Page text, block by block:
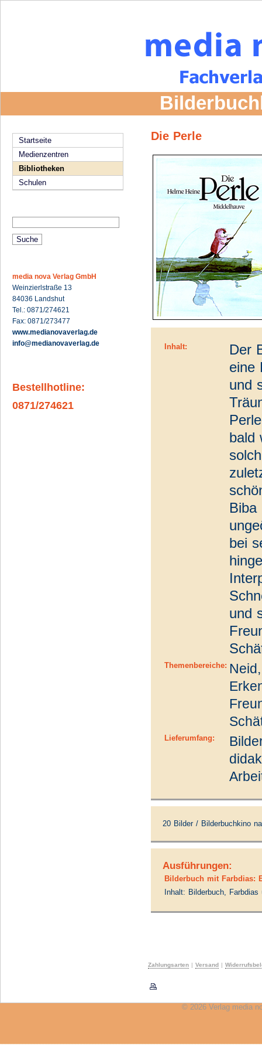
Startseite
Medienzentren
Bibliotheken
Schulen
media nova Verlag GmbH
Weinzierlstraße 13
84036 Landshut
Tel.: 0871/274621
Fax: 0871/273477
www.medianovaverlag.de
info@medianovaverlag.de
Bestellhotline:
0871/274621
Die Perle
Inhalt:
Der
eine
und
bald
Biba
bei
und
Themenbereiche:
Lieferumfang:
20 Bilder / Bilderbuchkino
Ausführungen:
Bilderbuch mit Farbdias:
Inhalt: Bilderbuch,
Zahlungsarten | Versand |
© 2026 Verlag media